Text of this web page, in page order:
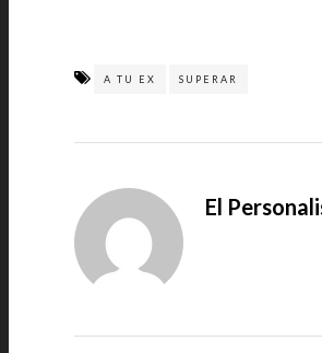
A TU EX SUPERAR
El